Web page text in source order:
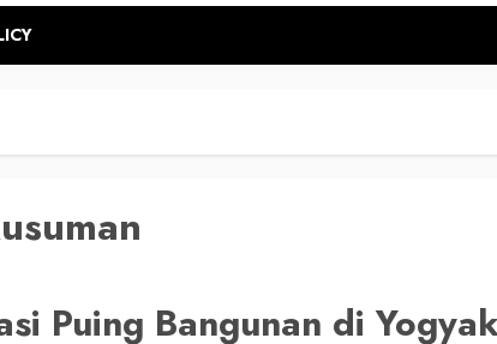
Puing Bangunan di